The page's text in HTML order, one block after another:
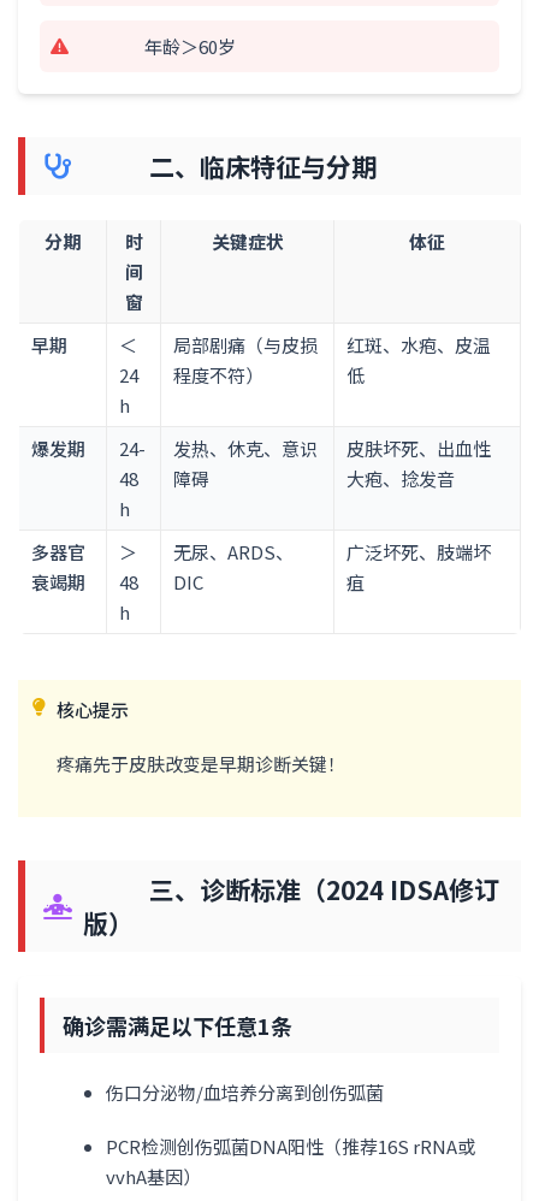
年龄＞60岁
二、临床特征与分期
分期
时
间
窗
关键症状 体征
早期
＜
24
h
局部剧痛（与皮损
程度不符）
红斑、水疱、皮温
低
爆发期
24-
48
h
发热、休克、意识
障碍
皮肤坏死、出血性
大疱、捻发音
多器官
衰竭期
＞
48
h
无尿、ARDS、
DIC
广泛坏死、肢端坏
疽
核心提示
疼痛先于皮肤改变是早期诊断关键！
三、诊断标准（2024 IDSA修订
版）
确诊需满足以下任意1条
伤口分泌物/血培养分离到创伤弧菌
PCR检测创伤弧菌DNA阳性（推荐16S rRNA或
vvhA基因）